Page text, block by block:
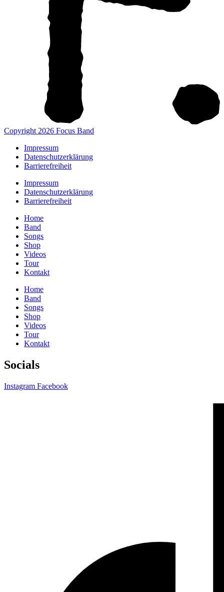
Copyright 2026 Focus Band
Impressum
Datenschutzerklärung
Barrierefreiheit
Impressum
Datenschutzerklärung
Barrierefreiheit
Home
Band
Songs
Shop
Videos
Tour
Kontakt
Home
Band
Songs
Shop
Videos
Tour
Kontakt
Socials
Instagram Facebook